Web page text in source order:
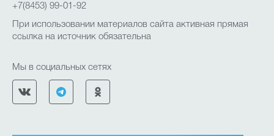
+7(8453) 99-01-92
При использовании материалов сайта активная прямая
ссылка на источник обязательна
Мы в социальных сетях